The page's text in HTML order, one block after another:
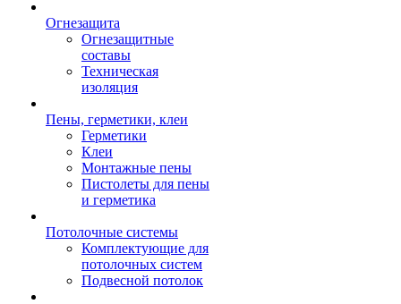
Огнезащита
Огнезащитные
составы
Техническая
изоляция
Пены, герметики, клеи
Герметики
Клеи
Монтажные пены
Пистолеты для пены
и герметика
Потолочные системы
Комплектующие для
потолочных систем
Подвесной потолок